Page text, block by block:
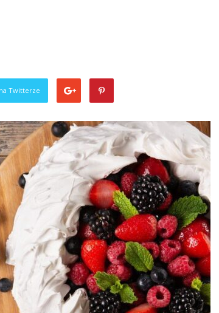
Twitterze